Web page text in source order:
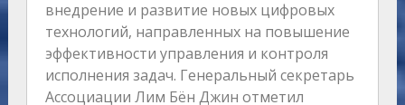
внедрение и развитие новых цифровых
технологий, направленных на повышение
эффективности управления и контроля
исполнения задач. Генеральный секретарь
Ассоциации Лим Бён Джин отметил